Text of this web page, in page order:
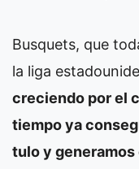
Busquets, que
la liga
creciendo por el
tiempo ya
tulo y generamos